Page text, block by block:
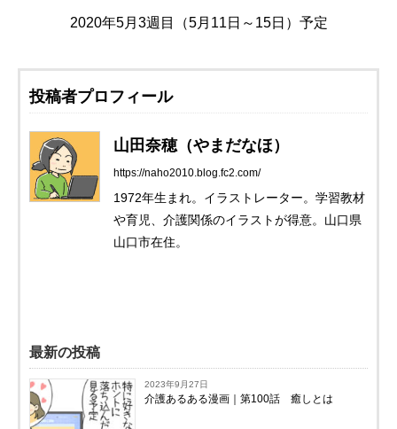
2020年5月3週目（5月11日～15日）予定
投稿者プロフィール
山田奈穂（やまだなほ）
https://naho2010.blog.fc2.com/
1972年生まれ。イラストレーター。学習教材
や育児、介護関係のイラストが得意。山口県
山口市在住。
最新の投稿
2023年9月27日
介護あるある漫画｜第100話 癒しとは